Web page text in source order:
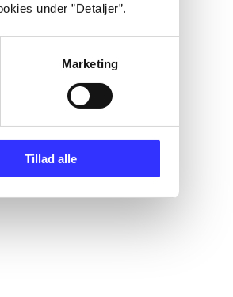
under ”Detaljer”.
Marketing
Tillad alle